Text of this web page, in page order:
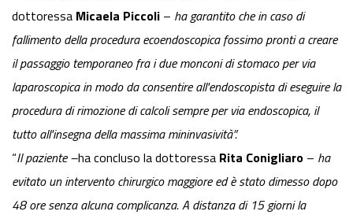
dottoressa Micaela Piccoli – ha garantito che in caso di
fallimento della procedura ecoendoscopica fossimo pronti a creare
il passaggio temporaneo fra i due monconi di stomaco per via
laparoscopica in modo da consentire all'endoscopista di eseguire la
procedura di rimozione di calcoli sempre per via endoscopica, il
tutto all'insegna della massima mininvasività”.
“Il paziente –ha concluso la dottoressa Rita Conigliaro – ha
evitato un intervento chirurgico maggiore ed è stato dimesso dopo
48 ore senza alcuna complicanza. A distanza di 15 giorni la